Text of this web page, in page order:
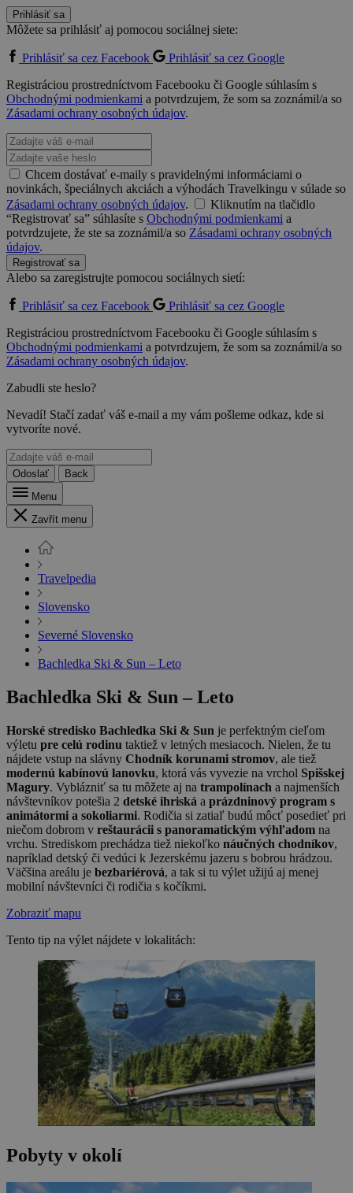
Prihlásiť sa
Môžete sa prihlásiť aj pomocou sociálnej siete:
Prihlásiť sa cez Facebook
Prihlásiť sa cez Google
Registráciou prostredníctvom Facebooku či Google súhlasím s
Obchodnými podmienkami a potvrdzujem, že som sa zoznámil/a so
Zásadami ochrany osobných údajov.
Chcem dostávať e-maily s pravidelnými informáciami o
novinkách, špeciálnych akciách a výhodách Travelkingu v súlade so
Zásadami ochrany osobných údajov.
Kliknutím na tlačidlo
“Registrovať sa” súhlasíte s Obchodnými podmienkami a
potvrdzujete, že ste sa zoznámil/a so Zásadami ochrany osobných
údajov.
Registrovať sa
Alebo sa zaregistrujte pomocou sociálnych sietí:
Prihlásiť sa cez Facebook
Prihlásiť sa cez Google
Registráciou prostredníctvom Facebooku či Google súhlasím s
Obchodnými podmienkami a potvrdzujem, že som sa zoznámil/a so
Zásadami ochrany osobných údajov.
Zabudli ste heslo?
Nevadí! Stačí zadať váš e-mail a my vám pošleme odkaz, kde si
vytvoríte nové.
Odoslať
Back
Menu
Zavřít menu
Travelpedia
Slovensko
Severné Slovensko
Bachledka Ski & Sun – Leto
Bachledka Ski & Sun – Leto
Horské stredisko Bachledka Ski & Sun je perfektným cieľom
výletu pre celú rodinu taktiež v letných mesiacoch. Nielen, že tu
nájdete vstup na slávny Chodník korunami stromov, ale tiež
modernú kabínovú lanovku, ktorá vás vyvezie na vrchol Spišskej
Magury. Vyblázniť sa tu môžete aj na trampolínach a najmenších
návštevníkov potešia 2 detské ihriská a prázdninový program s
animátormi a sokoliarmi. Rodičia si zatiaľ budú môcť posedieť pri
niečom dobrom v reštaurácii s panoramatickým výhľadom na
vrchu. Strediskom prechádza tiež niekoľko náučných chodníkov,
napríklad detský či vedúci k Jezerskému jazeru s bobrou hrádzou.
Väčšina areálu je bezbariérová, a tak si tu výlet užijú aj menej
mobilní návštevníci či rodičia s kočíkmi.
Zobraziť mapu
Tento tip na výlet nájdete v lokalitách:
Pobyty v okolí